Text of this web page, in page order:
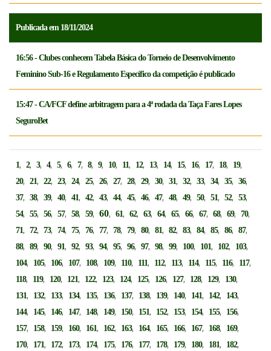
Publicada em 18/11/2024
16:56 - Clubes conhecem Tabela Básica do Torneio de Desenvolvimento
Feminino Sub-16 e Regulamento Específico da competição é publicado
15:47 - CA/FCF define arbitragem para a 4ª rodada da Taça Fares Lopes
SeguroBet
1,2,3,4,5,6,7,8,9, 10, 11, 12, 13, 14, 15, 16, 17, 18, 19,
20,21,22,23,24,25,26,27,28,29,30,31,32,33,34,35,36,
37,38,39,40,41,42,43,44,45,46,47,48,49,50,51,52,53,
54,55,56,57,58,59,60,61,62,63,64,65,66,67,68,69,70,
71,72,73,74,75,76,77,78,79,80,81,82,83,84,85,86,87,
88,89,90,91,92,93,94,95,96,97,98,99, 100, 101, 102, 103,
104, 105, 106, 107, 108, 109, 110, 111, 112, 113, 114, 115, 116, 117,
118, 119, 120, 121, 122, 123, 124, 125, 126, 127, 128, 129, 130,
131, 132, 133, 134, 135, 136, 137, 138, 139, 140, 141, 142, 143,
144, 145, 146, 147, 148, 149, 150, 151, 152, 153, 154, 155, 156,
157, 158, 159, 160, 161, 162, 163, 164, 165, 166, 167, 168, 169,
170, 171, 172, 173, 174, 175, 176, 177, 178, 179, 180, 181, 182,